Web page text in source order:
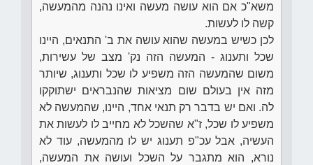
משא"כ אם הוא עושה מעשה ואינו נהנה מהמעשה,
קשה לו לעשות.
לכן כשיש במעשה שהוא עושה את ב' התנאים, היינו
שכל ותענוג - המעשה הזה נק' מצב של עשירות,
משום שהמעשה הזה משפיע לו שכל ותענוג, שיותר
מזה אין בעולם שום מציאות שהנבראים ישתוקקו
לה. ואם יש בדבר רק תנאי אחד, היינו, שהמעשה לא
משפיע לו שכל, ז"א שהשכל לא מחייב לו לעשות את
העשיה, אבל עכ"פ תענוג יש לו מהמעשה, עוד לא
נורא, הוא מתגבר על השכל ועושה את המעשה,